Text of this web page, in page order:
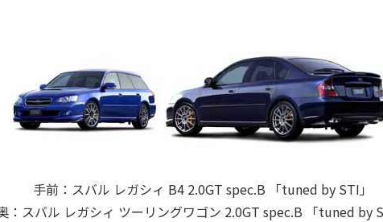
手前：スバル レガシィ B4 2.0GT spec.B 「tuned by STI」
：スバル レガシィ ツーリングワゴン 2.0GT spec.B 「tuned by